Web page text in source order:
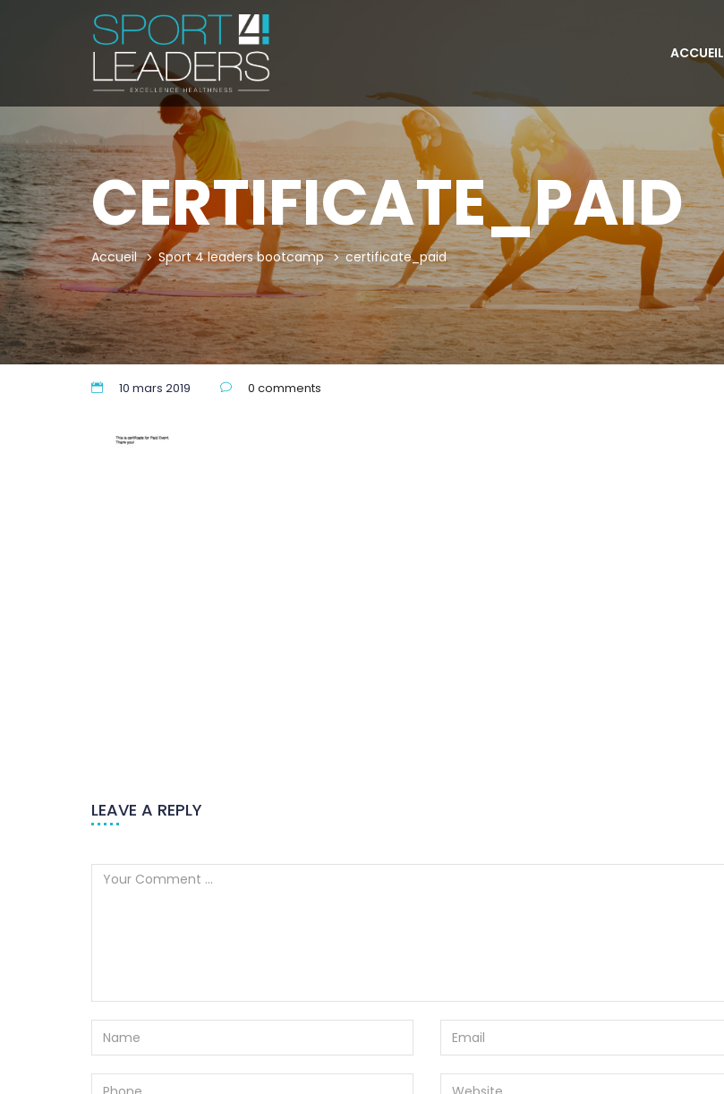
ACCUEIL
CERTIFICATE_PAID
Accueil Sport 4 leaders bootcamp certificate_paid
10 mars 2019 0 comments
LEAVE A REPLY